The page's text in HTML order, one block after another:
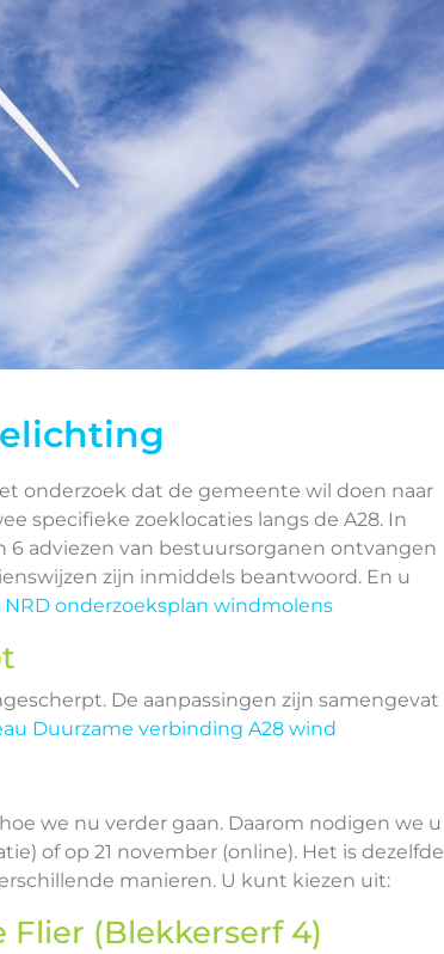
onderzoek dat de gemeente wil doen naar
specifieke zoeklocaties langs de A28. In
6 adviezen van bestuursorganen ontvangen
zijn inmiddels beantwoord. En u
onderzoeksplan windmolens
De aanpassingen zijn samengevat
Duurzame verbinding A28 wind
we nu verder gaan. Daarom nodigen we u
of op 21 november (online). Het is dezelfde
manieren. U kunt kiezen uit:
Flier (Blekkerserf 4)